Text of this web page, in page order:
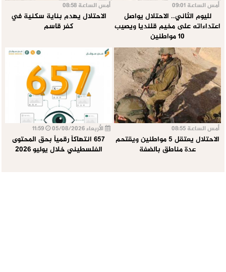
أمس الساعة 09:01
لليوم الثاني.. الاحتلال يواصل
اعتداءاته على مخيم قلنديا ويصيب
10 مواطنين
أمس الساعة 08:58
الاحتلال يهدم بناية سكنية في
كفر قاسم
أمس الساعة 08:55
الاحتلال يعتقل 5 مواطنين ويقتحم
عدة مناطق بالضفة
الأربعاء 05/08/2026
657 انتهاكاً رقمياً بحق المحتوى
الفلسطيني خلال يوليو 2026